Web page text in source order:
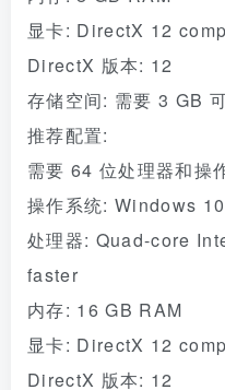
显卡: DirectX 12
DirectX 版本: 12
存储空间: 需要 3 GB
推荐配置:
需要 64 位处理器和操
操作系统: Windows
处理器: Quad-core
faster
内存: 16 GB RAM
显卡: DirectX 12
DirectX 版本: 12